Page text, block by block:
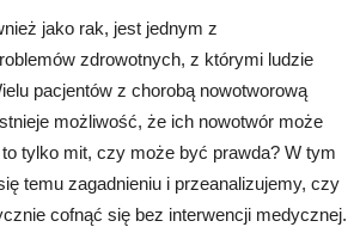
jako rak, jest jednym z
zdrowotnych, z którymi ludzie
pacjentów z chorobą nowotworową
możliwość, że ich nowotwór może
tylko mit, czy może być prawda? W tym
temu zagadnieniu i przeanalizujemy, czy
cofnąć się bez interwencji medycznej.